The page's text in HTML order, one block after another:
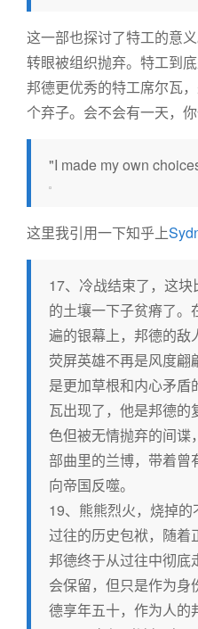
这一部也探讨了特工的意
转眼被组织抛弃。特工到
邦德更优秀的特工席尔瓦
个弃子。会不会有一天，
"I made my own
这里我引用一下知乎上
17、冷战结束了，这
的土壤一下子贫瘠了
遍的银幕上，邦德的敌
荧屏英雄不再是风度
是更加草根和内心矛盾
瓦出现了，他是邦德的
色但被无情抛弃的间
部曲里的兰博，带着曾
向帝国反噬。
19、熊熊烈火，烧掉
过往的历史包袱，随着
邦德终于从过往中彻底
会保留，但只是作为身
德享年五十，作为人的